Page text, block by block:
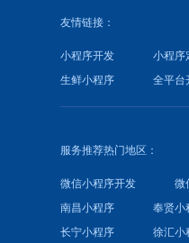
友情链接：
小程序开发 小程序
生鲜小程序
全平台
服务推荐热门地区：
微信小程序开发 微
南昌小程序
奉贤小
长宁小程序
徐汇小